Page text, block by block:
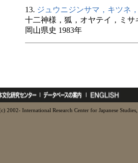
13. ジュウニジンサマ，キツネ
十二神様，狐，オヤテイ，ミサ
岡山県史 1983年
2002- International Research Center for Japanese